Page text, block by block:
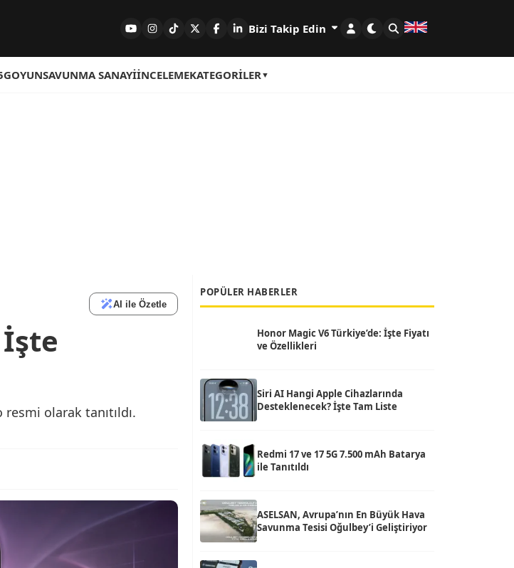
Bizi Takip Edin
OYUNSAVUNMA SANAYIİNCELEMEKATEGORILER
AI ile Özetle
İşte
olarak tanıtıldı.
POPÜLER HABERLER
Honor Magic V6 Türkiye’de: İşte Fiyatı
ve Özellikleri
Siri AI Hangi Apple Cihazlarında
Desteklenecek? İşte Tam Liste
Redmi 17 ve 17 5G 7.500 mAh Batarya
ile Tanıtıldı
ASELSAN, Avrupa’nın En Büyük Hava
Savunma Tesisi Oğulbey’i Geliştiriyor